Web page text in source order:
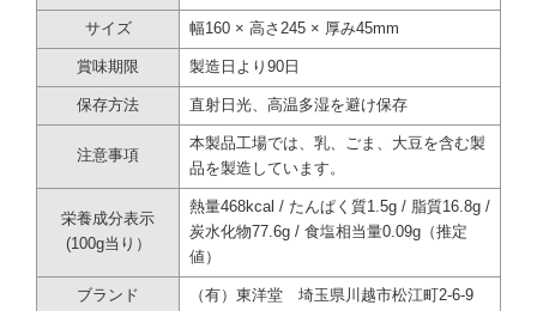
サイズ 幅160 × 高さ245 × 厚み45mm
賞味期限 製造日より90日
保存方法 直射日光、高温多湿を避け保存
注意事項
本製品工場では、乳、ごま、大豆を含む製
品を製造しています。
栄養成分表示
(100g当り）
熱量468kcal / たんぱく質1.5g / 脂質16.8g /
炭水化物77.6g / 食塩相当量0.09g（推定
値）
ブランド （有）東洋堂 埼玉県川越市松江町2-6-9